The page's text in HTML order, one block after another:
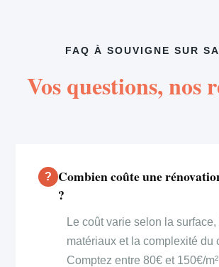
FAQ À SOUVIGNE SUR
Vos questions, nos
Combien coûte une
?
Le coût varie selon la surface,
matériaux et la complexité du
Comptez entre 80€ et 150€/